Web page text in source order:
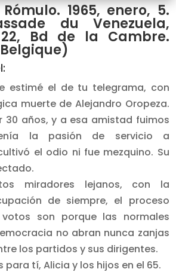
1965, enero, 5.
du Venezuela,
Bd de la Cambre.
estimé el de tu telegrama, con
muerte de Alejandro Oropeza.
30 años, y a esa amistad fuimos
la pasión de servicio a
el odio ni fue mezquino. Su
miradores lejanos, con la
de siempre, el proceso
votos son porque las normales
no abran nunca zanjas
los partidos y sus dirigentes.
para tí, Alicia y los hijos en el 65.